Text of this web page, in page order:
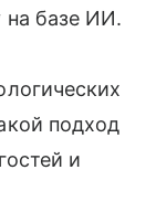
на базе ИИ.
подход
и